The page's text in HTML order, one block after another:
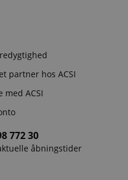
partner hos ACSI
med ACSI
772 30
åbningstider